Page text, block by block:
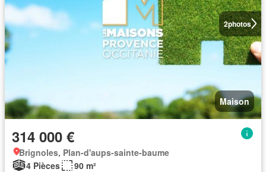
2photos
Maison
314 000 €
Brignoles, Plan-d'aups-sainte-baume
4 Pièces
90 m²